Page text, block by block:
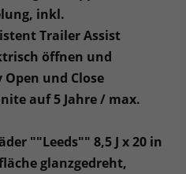
inkl.
Trailer Assist
öffnen und
und Close
auf 5 Jahre / max.
""Leeds"" 8,5 J x 20 in
glanzgedreht,